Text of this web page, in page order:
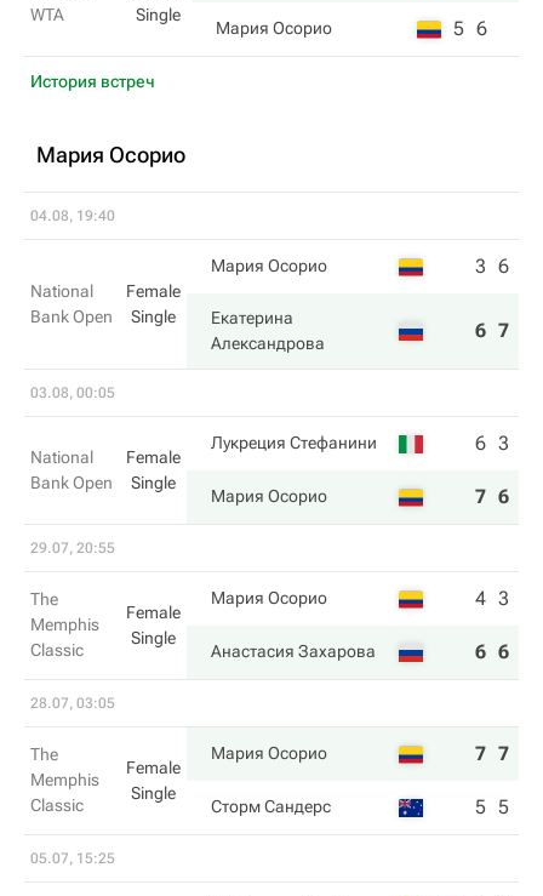
WTA
Single
Мария Осорио 5 6
История встреч
Мария Осорио
04.08, 19:40
National
Bank Open
Female
Single
Мария Осорио 3 6
Екатерина
Александрова
6 7
03.08, 00:05
National
Bank Open
Female
Single
Лукреция Стефанини 6 3
Мария Осорио 7 6
29.07, 20:55
The
Memphis
Classic
Female
Single
Мария Осорио 4 3
Анастасия Захарова 6 6
28.07, 03:05
The
Memphis
Classic
Female
Single
Мария Осорио 7 7
Сторм Сандерс 5 5
05.07, 15:25